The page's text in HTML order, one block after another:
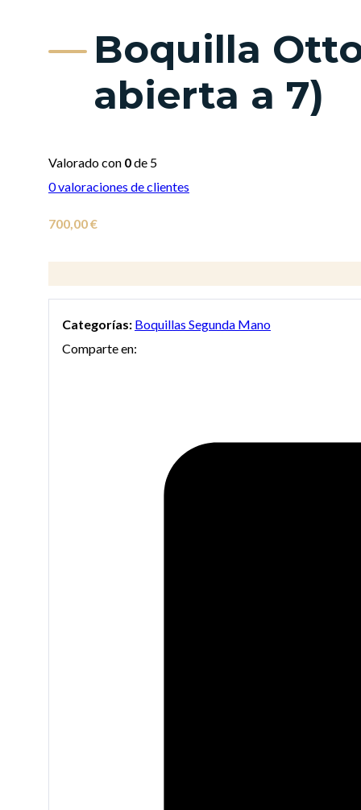
Boquilla
abierta a 7)
Valorado con 0de 5
0valoraciones de clientes
700,00€
Categorías: Boquillas Segunda Mano
Comparte en: